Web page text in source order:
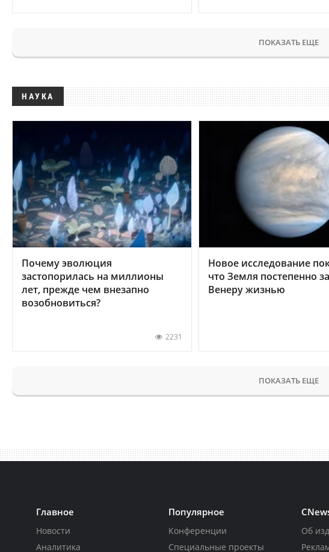
ПОКАЗАТЬ ЕЩЕ
НАУКА
Почему эволюция
застопорилась на миллионы
лет, прежде чем внезапно
возобновиться?
2231
Новое исследование
что Земля постепенно
Венеру жизнью
ПОКАЗАТЬ ЕЩЕ
Главное
Новости
Аналитика
Популярное
Конференции
Специальные проекты
Об